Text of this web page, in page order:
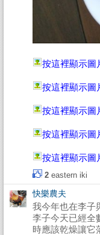
按這裡顯示圖
按這裡顯示圖
按這裡顯示圖
按這裡顯示圖
按這裡顯示圖
2 eastern iki
快樂農夫
我今年也在李子
李子今天已經全
時應該乾燥讓它